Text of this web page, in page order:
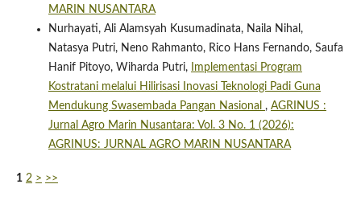
MARIN NUSANTARA
Nurhayati, Ali Alamsyah Kusumadinata, Naila Nihal,
Natasya Putri, Neno Rahmanto, Rico Hans Fernando, Saufa
Hanif Pitoyo, Wiharda Putri,
Implementasi Program
Kostratani melalui Hilirisasi Inovasi Teknologi Padi Guna
Mendukung Swasembada Pangan Nasional , AGRINUS :
Jurnal Agro Marin Nusantara: Vol. 3 No. 1 (2026):
AGRINUS: JURNAL AGRO MARIN NUSANTARA
1 2 > >>